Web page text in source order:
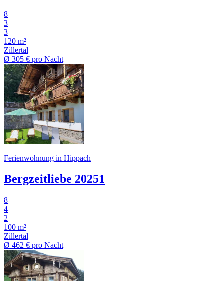
8
3
3
120 m²
Zillertal
Ø 305 € pro Nacht
Ferienwohnung in Hippach
Bergzeitliebe 20251
8
4
2
100 m²
Zillertal
Ø 462 € pro Nacht